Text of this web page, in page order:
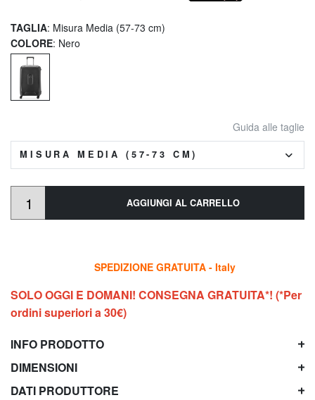
TAGLIA: Misura Media (57-73 cm)
COLORE: Nero
Guida alle taglie
MISURA MEDIA (57-73 CM)
AGGIUNGI AL CARRELLO
SPEDIZIONE GRATUITA - Italy
SOLO OGGI E DOMANI! CONSEGNA GRATUITA*! (*Per
ordini superiori a 30€)
INFO PRODOTTO
DIMENSIONI
DATI PRODUTTORE